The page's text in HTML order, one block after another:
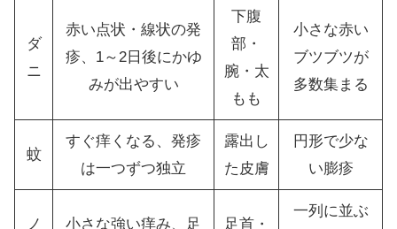
ダ
ニ
赤い点状・線状の発
疹、1～2日後にかゆ
みが出やすい
下腹
部・
腕・太
もも
小さな赤い
ブツブツが
多数集まる
蚊
すぐ痒くなる、発疹
は一つずつ独立
露出し
た皮膚
円形で少な
い膨疹
ノ
小さな強い痒み、足
足首・
一列に並ぶ